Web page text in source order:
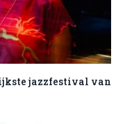
jazzfestival van